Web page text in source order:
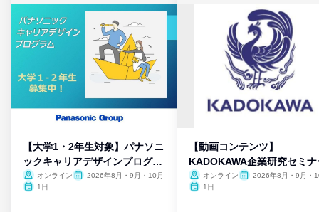
【大学1・2年生対象】パナソニ
ックキャリアデザインプログラ
ム
オンライン
2026年8月・9月・10月
1日
【動画コンテンツ】
KADOKAWA企業研究セミナ
オンライン
2026年8月・9月・
1日